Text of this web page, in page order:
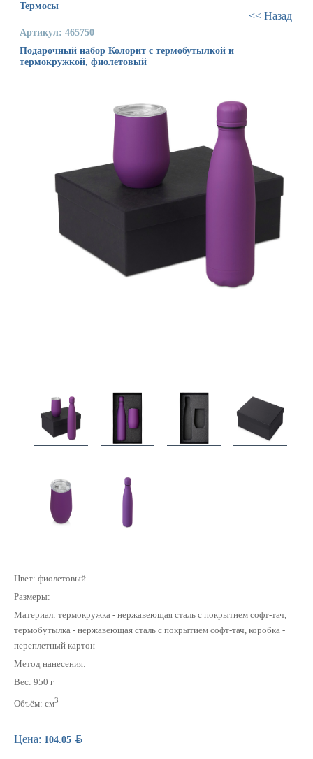
<< Назад
Термосы
Артикул: 465750
Подарочный набор Колорит с термобутылкой и
термокружкой, фиолетовый
Цвет: фиолетовый
Размеры:
Материал: термокружка - нержавеющая сталь с покрытием софт-тач,
термобутылка - нержавеющая cталь с покрытием софт-тач, коробка -
переплетный картон
Метод нанесения:
Вес: 950 г
Объём: см3
Цена: 104.05 BYN